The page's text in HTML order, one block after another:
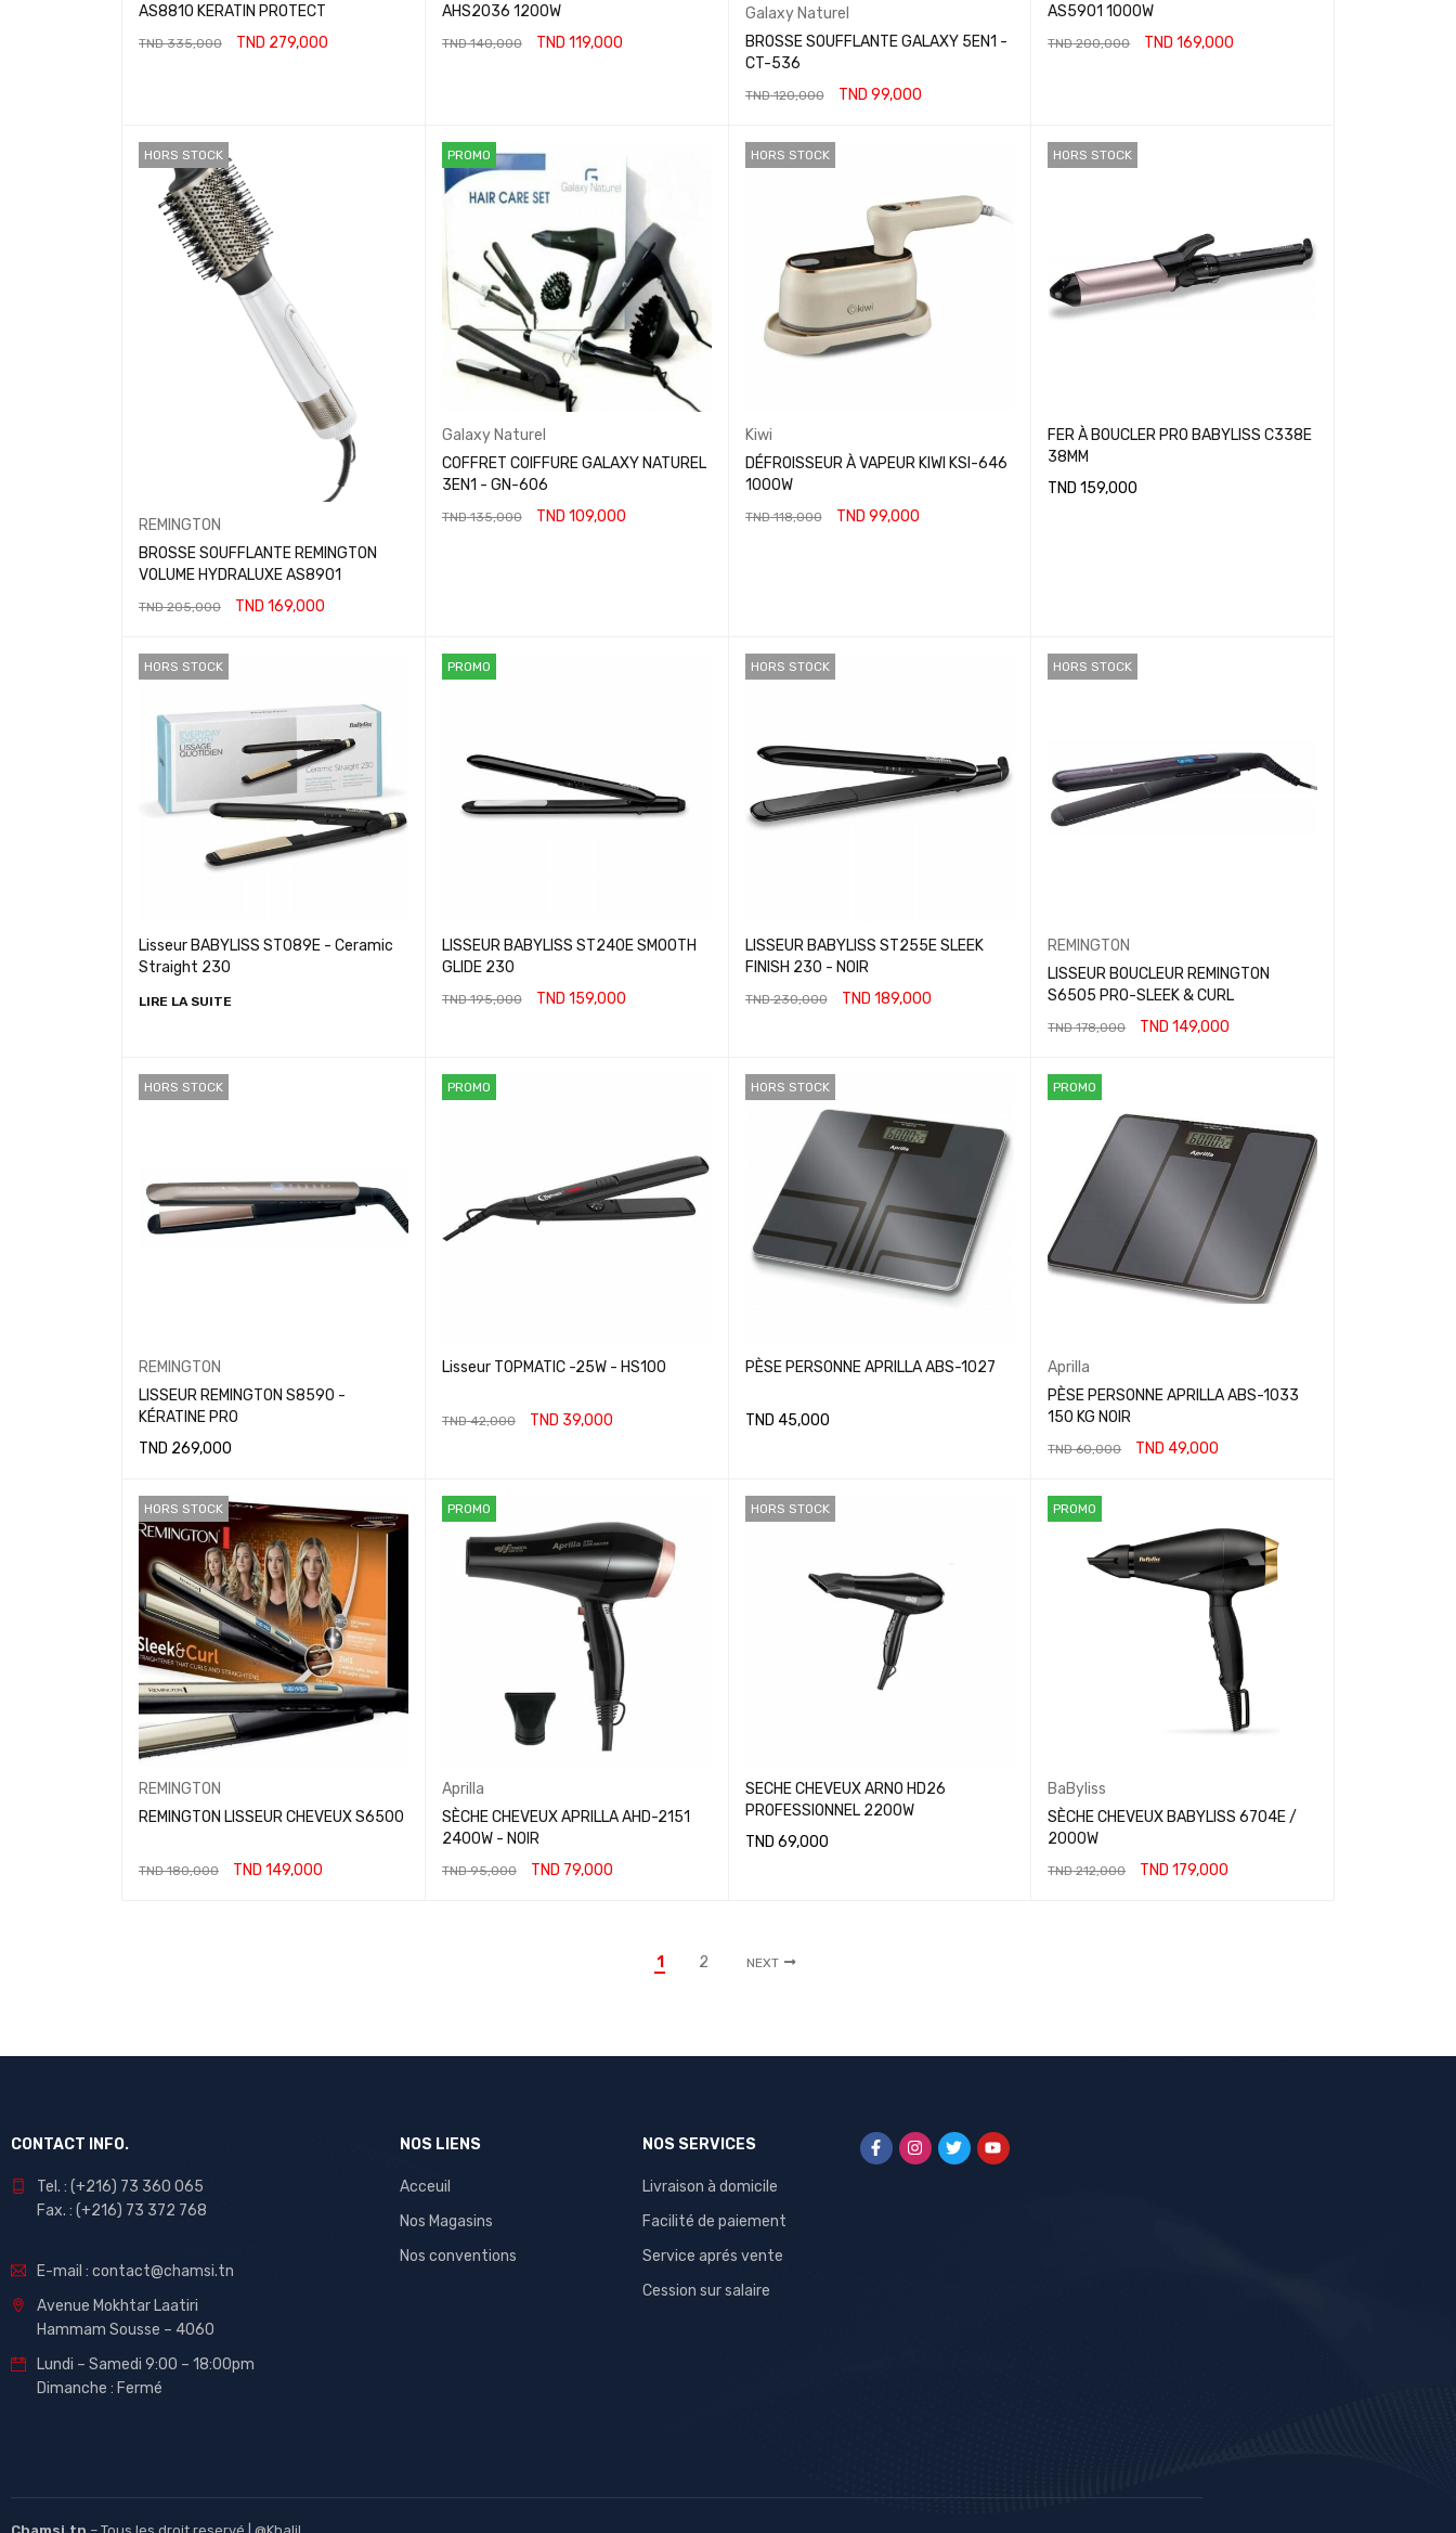
AS8810 KERATIN PROTECT
TND335,000 TND 279,000
AHS2036 1200W
TND140,000 TND 119,000
Galaxy Naturel
BROSSE SOUFFLANTE GALAXY 5EN1 -
CT-536
TND120,000 TND 99,000
AS5901 1000W
TND200,000 TND 169,000
HORS STOCK
REMINGTON
BROSSE SOUFFLANTE REMINGTON
VOLUME HYDRALUXE AS8901
TND205,000 TND 169,000
PROMO
Galaxy Naturel
COFFRET COIFFURE GALAXY NATUREL
3EN1 - GN-606
TND135,000 TND 109,000
HORS STOCK
Kiwi
DÉFROISSEUR À VAPEUR KIWI KSI-646
1000W
TND118,000 TND 99,000
HORS STOCK
FER À BOUCLER PRO BABYLISS C338E
38MM
TND 159,000
HORS STOCK
Lisseur BABYLISS ST089E - Ceramic
Straight 230
LIRE LA SUITE
PROMO
LISSEUR BABYLISS ST240E SMOOTH
GLIDE 230
TND195,000 TND 159,000
HORS STOCK
LISSEUR BABYLISS ST255E SLEEK
FINISH 230 - NOIR
TND230,000 TND 189,000
HORS STOCK
REMINGTON
LISSEUR BOUCLEUR REMINGTON
S6505 PRO-SLEEK & CURL
TND178,000 TND 149,000
HORS STOCK
REMINGTON
LISSEUR REMINGTON S8590 -
KÉRATINE PRO
TND 269,000
PROMO
Lisseur TOPMATIC -25W - HS100
TND42,000 TND 39,000
HORS STOCK
PÈSE PERSONNE APRILLA ABS-1027
TND 45,000
PROMO
Aprilla
PÈSE PERSONNE APRILLA ABS-1033
150 KG NOIR
TND60,000 TND 49,000
HORS STOCK
REMINGTON
REMINGTON LISSEUR CHEVEUX S6500
TND180,000 TND 149,000
PROMO
Aprilla
SÈCHE CHEVEUX APRILLA AHD-2151
2400W - NOIR
TND95,000 TND 79,000
HORS STOCK
SECHE CHEVEUX ARNO HD26
PROFESSIONNEL 2200W
TND 69,000
PROMO
BaByliss
SÈCHE CHEVEUX BABYLISS 6704E /
2000W
TND212,000 TND 179,000
1 2 NEXT
CONTACT INFO.
Tel. : (+216) 73 360 065
Fax. : (+216) 73 372 768
E-mail : contact@chamsi.tn
Avenue Mokhtar Laatiri
Hammam Sousse – 4060
Lundi – Samedi 9:00 – 18:00pm
Dimanche : Fermé
NOS LIENS
Acceuil
Nos Magasins
Nos conventions
NOS SERVICES
Livraison à domicile
Facilité de paiement
Service aprés vente
Cession sur salaire